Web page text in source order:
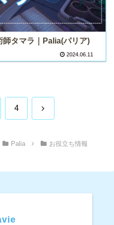
タマラ｜Palia(パリア)
2024.06.11
4 次
Palia お役立ち情報